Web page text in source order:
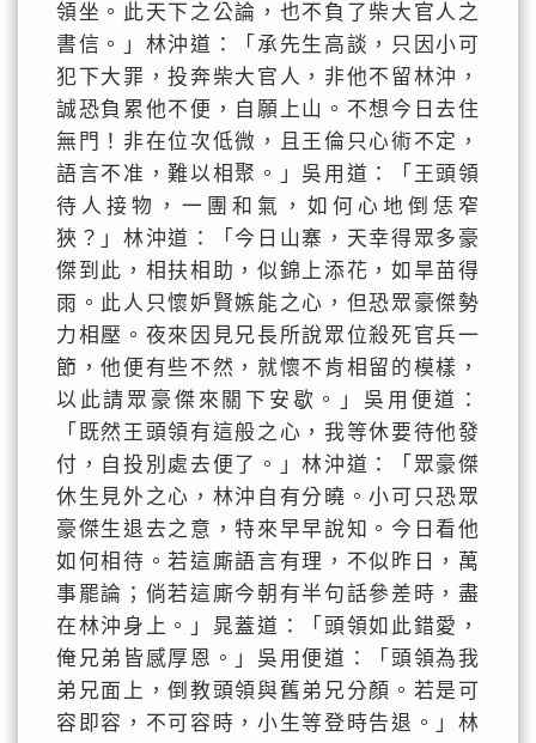
領坐。此天下之公論，也不負了柴大官人之
書信。」林沖道：「承先生高談，只因小可
犯下大罪，投奔柴大官人，非他不留林沖，
誠恐負累他不便，自願上山。不想今日去住
無門！非在位次低微，且王倫只心術不定，
語言不准，難以相聚。」吳用道：「王頭領
待人接物，一團和氣，如何心地倒恁窄
狹？」林沖道：「今日山寨，天幸得眾多豪
傑到此，相扶相助，似錦上添花，如旱苗得
雨。此人只懷妒賢嫉能之心，但恐眾豪傑勢
力相壓。夜來因見兄長所說眾位殺死官兵一
節，他便有些不然，就懷不肯相留的模樣，
以此請眾豪傑來關下安歇。」吳用便道：
「既然王頭領有這般之心，我等休要待他發
付，自投別處去便了。」林沖道：「眾豪傑
休生見外之心，林沖自有分曉。小可只恐眾
豪傑生退去之意，特來早早說知。今日看他
如何相待。若這廝語言有理，不似昨日，萬
事罷論；倘若這廝今朝有半句話參差時，盡
在林沖身上。」晁蓋道：「頭領如此錯愛，
俺兄弟皆感厚恩。」吳用便道：「頭領為我
弟兄面上，倒教頭領與舊弟兄分顏。若是可
容即容，不可容時，小生等登時告退。」林